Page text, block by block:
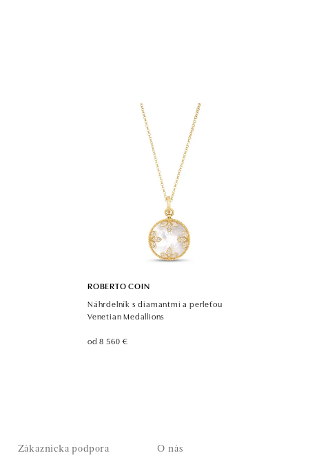
ROBERTO COIN
Náhrdelník s diamantmi a perleťou
Venetian Medallions
od 8 560 €
Zákaznícka podpora O nás